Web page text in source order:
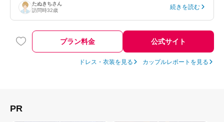
たぬきちさん
訪問時32歳 続きを読む
プラン料金 公式サイト
ドレス・衣装を見る カップルレポートを見る
PR